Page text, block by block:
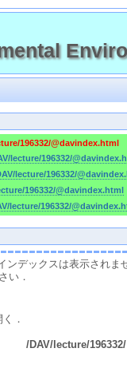
196332/@davindex.html
lecture/196332/
lecture/196332/
196332/@davindex.html
lecture/196332/
デックスは表示されま
い．
．
/DAV/lecture/196332/